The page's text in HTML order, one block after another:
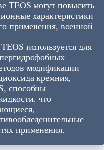
TEOS могут повысить
характеристики
применения, военной
используется для
модификации
кремния,
способны
что
применения.